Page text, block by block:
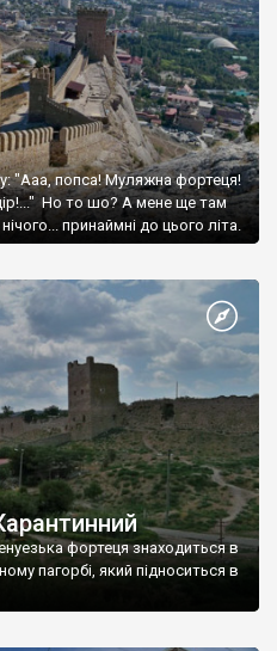
"Ааа, попса! Муляжна фортеця!
Но то шо? А мене ще там
принаймні до цього літа.
фортеця знаходиться в
пагорбі, який підноситься в